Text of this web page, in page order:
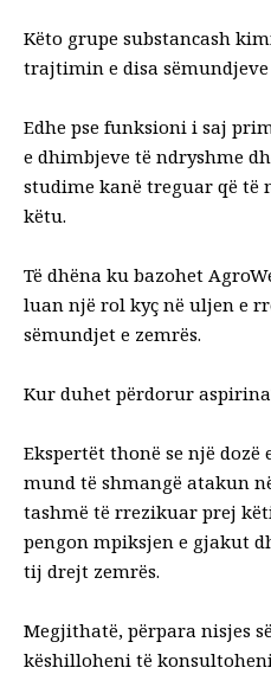
Këto grupe substancash
trajtimin e disa
Edhe pse funksioni i saj
e dhimbjeve të ndryshme
studime kanë treguar që të
këtu.
Të dhëna ku bazohet
luan një rol kyç në uljen e
sëmundjet e zemrës.
Kur duhet përdorur
Ekspertët thonë se një dozë
mund të shmangë atakun
tashmë të rrezikuar prej
pengon mpiksjen e gjakut
tij drejt zemrës.
Megjithatë, përpara nisjes
këshilloheni të